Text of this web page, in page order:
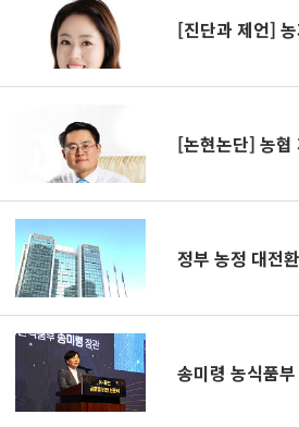
[진단과 제언]
[논현논단] 농협
정부 농정 대전
송미령 농식품